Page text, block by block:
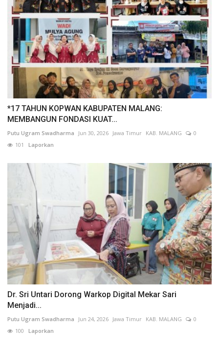
*17 TAHUN KOPWAN KABUPATEN MALANG:
MEMBANGUN FONDASI KUAT...
Putu Ugram Swadharma Jun 30, 2026 Jawa Timur KAB. MALANG
0
101
Laporkan
Dr. Sri Untari Dorong Warkop Digital Mekar Sari
Menjadi...
Putu Ugram Swadharma Jun 24, 2026 Jawa Timur KAB. MALANG
0
100 Laporkan